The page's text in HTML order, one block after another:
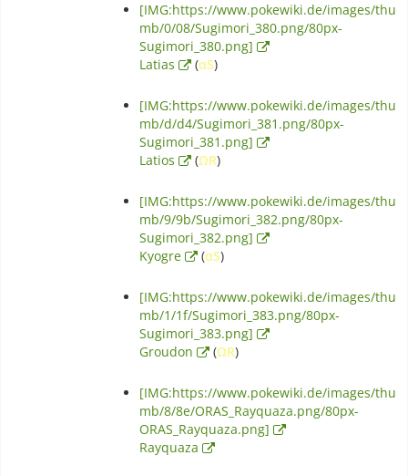
[IMG:https://www.pokewiki.de/images/thu
mb/0/08/Sugimori_380.png/80px-
Sugimori_380.png]
Latias
(αS)
[IMG:https://www.pokewiki.de/images/thu
mb/d/d4/Sugimori_381.png/80px-
Sugimori_381.png]
Latios
(ΩR)
[IMG:https://www.pokewiki.de/images/thu
mb/9/9b/Sugimori_382.png/80px-
Sugimori_382.png]
Kyogre
(αS)
[IMG:https://www.pokewiki.de/images/thu
mb/1/1f/Sugimori_383.png/80px-
Sugimori_383.png]
Groudon
(ΩR)
[IMG:https://www.pokewiki.de/images/thu
mb/8/8e/ORAS_Rayquaza.png/80px-
ORAS_Rayquaza.png]
Rayquaza